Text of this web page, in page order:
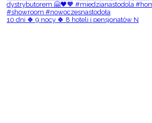
10 dni 🍀 9 nocy 🍀 8 hoteli i pensjonatów N